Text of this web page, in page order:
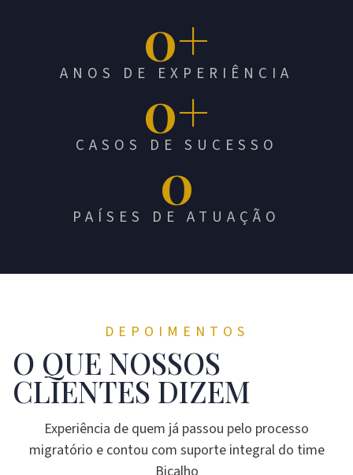
ANOS DE EXPERIÊNCIA
0+
CASOS DE SUCESSO
0+
PAÍSES DE ATUAÇÃO
0
DEPOIMENTOS
O QUE NOSSOS
CLIENTES DIZEM
Experiência de quem já passou pelo processo
migratório e contou com suporte integral do time